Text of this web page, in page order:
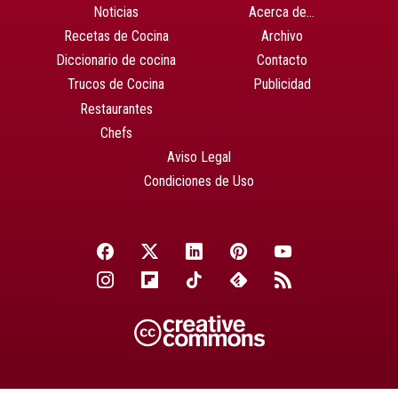
Noticias
Recetas de Cocina
Diccionario de cocina
Trucos de Cocina
Restaurantes
Chefs
Acerca de…
Archivo
Contacto
Publicidad
Aviso Legal
Condiciones de Uso